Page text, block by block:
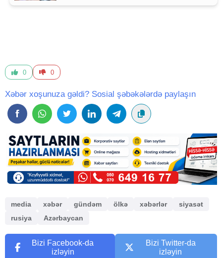
0 0
Xəbər xoşunuza gəldi? Sosial şəbəkələrdə paylaşın
media xəbər gündəm ölkə xəbərlər
siyasət
rusiya
Azərbaycan
Bizi Facebook-da
izləyin
Bizi Twitter-da
izləyin